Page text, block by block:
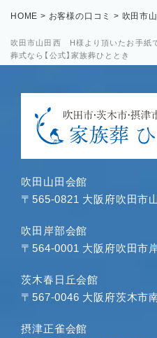
吹田市山田西 H様より頂いたお手紙で
葬式なら【公式】家族葬ひととき
HOME > お客様の口コミ > 吹田市
吹田山田会館
〒565-0821 大阪府吹田市
吹田岸部会館
〒564-0001 大阪府吹田市
茨木春日丘会館
〒567-0046 大阪府茨木市
摂津正雀会館